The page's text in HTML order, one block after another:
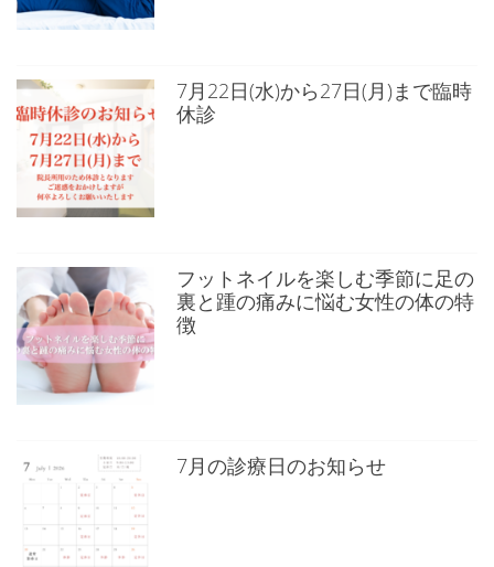
7月22日(水)から27日(月)まで臨時
休診
フットネイルを楽しむ季節に足の
裏と踵の痛みに悩む女性の体の特
徴
7月の診療日のお知らせ